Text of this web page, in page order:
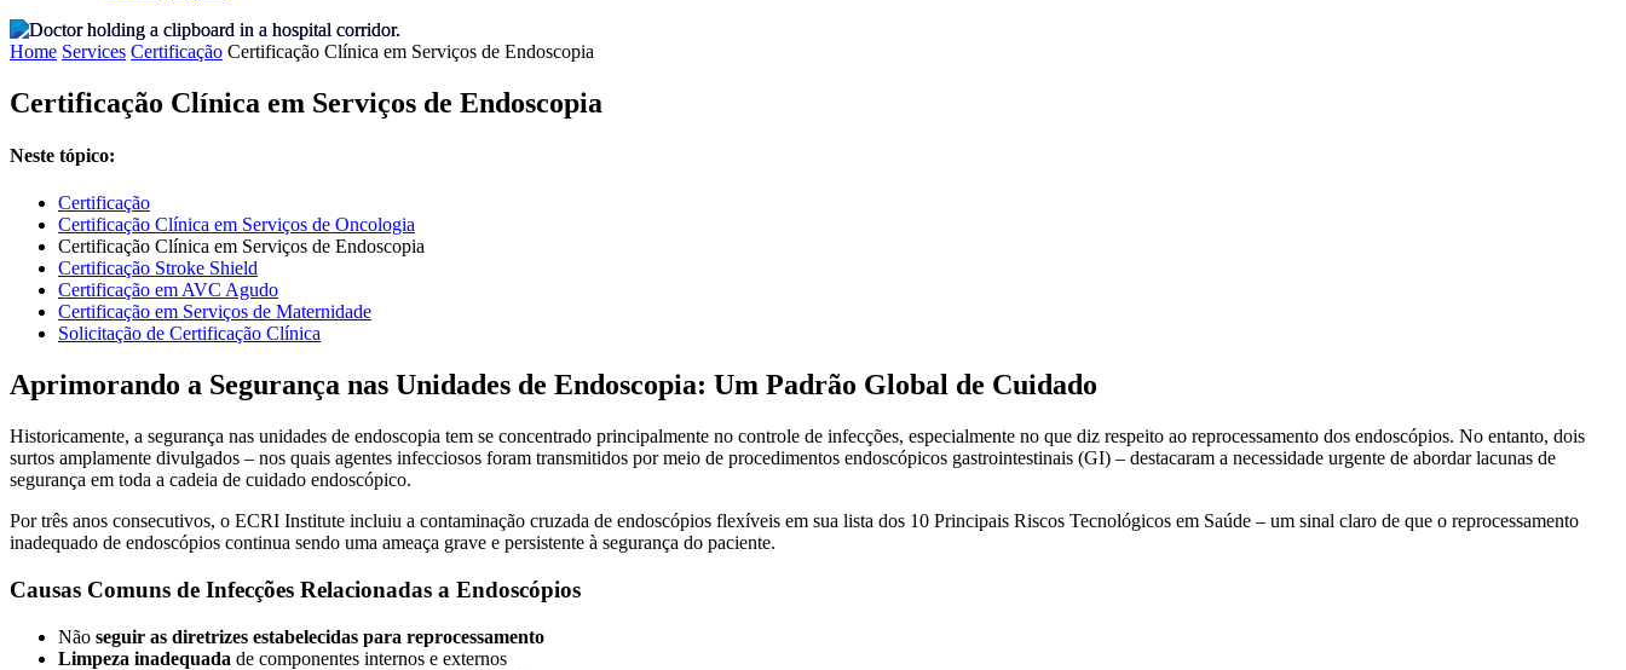
Home Services Certificação Certificação Clínica em Serviços de Endoscopia
Certificação Clínica em Serviços de Endoscopia
Neste tópico:
Certificação
Certificação Clínica em Serviços de Oncologia
Certificação Clínica em Serviços de Endoscopia
Certificação Stroke Shield
Certificação em AVC Agudo
Certificação em Serviços de Maternidade
Solicitação de Certificação Clínica
Aprimorando a Segurança nas Unidades de Endoscopia: Um Padrão Global de Cuidado
Historicamente, a segurança nas unidades de endoscopia tem se concentrado principalmente no controle de infecções, especialmente no que diz respeito ao reprocessamento dos endoscópios. No entanto, dois
surtos amplamente divulgados – nos quais agentes infecciosos foram transmitidos por meio de procedimentos endoscópicos gastrointestinais (GI) – destacaram a necessidade urgente de abordar lacunas de
segurança em toda a cadeia de cuidado endoscópico.
Por três anos consecutivos, o ECRI Institute incluiu a contaminação cruzada de endoscópios flexíveis em sua lista dos 10 Principais Riscos Tecnológicos em Saúde – um sinal claro de que o reprocessamento
inadequado de endoscópios continua sendo uma ameaça grave e persistente à segurança do paciente.
Causas Comuns de Infecções Relacionadas a Endoscópios
Não seguir as diretrizes estabelecidas para reprocessamento
Limpeza inadequada de componentes internos e externos